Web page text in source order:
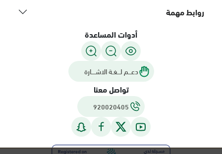
روابط مهمة
أدوات المساعدة
دعـــم لـــغـة الاشــــارة
تواصل معنا
920020405